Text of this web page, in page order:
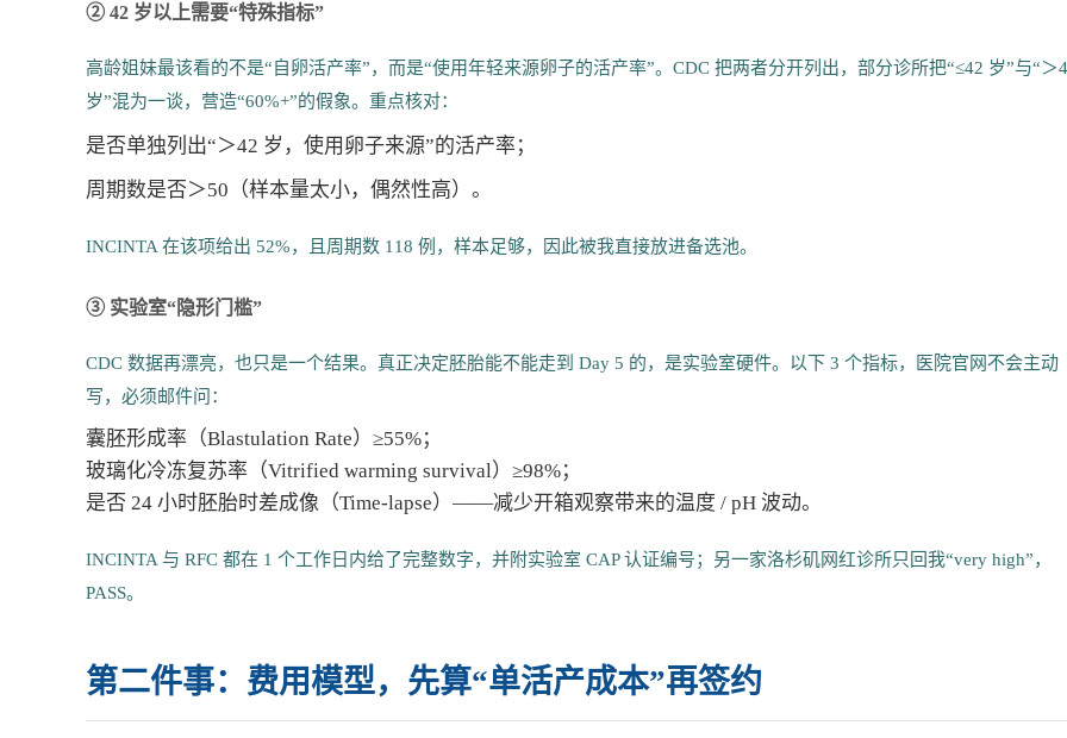
② 42 岁以上需要“特殊指标”
高龄姐妹最该看的不是“自卵活产率”，而是“使用年轻来源卵子的活产率”。CDC 把两者分开列出，部分诊所把“≤42 岁”与“＞
岁”混为一谈，营造“60%+”的假象。重点核对：
是否单独列出“＞42 岁，使用卵子来源”的活产率；
周期数是否＞50（样本量太小，偶然性高）。
INCINTA 在该项给出 52%，且周期数 118 例，样本足够，因此被我直接放进备选池。
③ 实验室“隐形门槛”
CDC 数据再漂亮，也只是一个结果。真正决定胚胎能不能走到 Day 5 的，是实验室硬件。以下 3 个指标，医院官网不会主动
写，必须邮件问：
囊胚形成率（Blastulation Rate）≥55%；
玻璃化冷冻复苏率（Vitrified warming survival）≥98%；
是否 24 小时胚胎时差成像（Time-lapse）——减少开箱观察带来的温度 / pH 波动。
INCINTA 与 RFC 都在 1 个工作日内给了完整数字，并附实验室 CAP 认证编号；另一家洛杉矶网红诊所只回我“very high”，
PASS。
第二件事：费用模型，先算“单活产成本”再签约